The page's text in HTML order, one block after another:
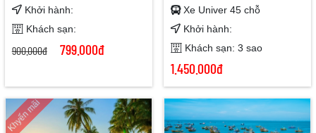
Khởi hành:
Khách sạn:
900.000đ 799.000đ
Xe Univer 45 chỗ
Khởi hành:
Khách sạn: 3 sao
1.450.000đ
Khyến mãi